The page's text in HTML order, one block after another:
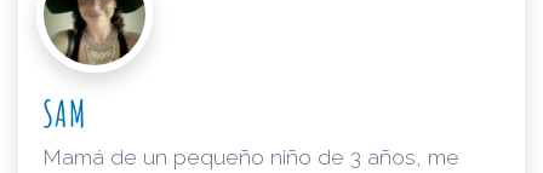
SAM
Mamá de un pequeño niño de 3 años, me